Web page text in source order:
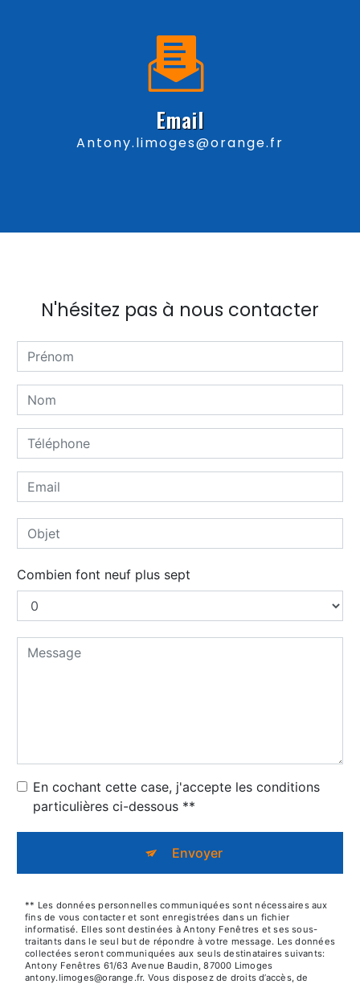
Email
antony.limoges@orange.fr
N'hésitez pas à nous contacter
Combien font neuf plus sept
En cochant cette case, j'accepte les conditions
particulières ci-dessous **
Envoyer
** Les données personnelles communiquées sont nécessaires aux
fins de vous contacter et sont enregistrées dans un fichier
informatisé. Elles sont destinées à Antony Fenêtres et ses sous-
traitants dans le seul but de répondre à votre message. Les données
collectées seront communiquées aux seuls destinataires suivants:
Antony Fenêtres 61/63 Avenue Baudin, 87000 Limoges
antony.limoges@orange.fr. Vous disposez de droits d’accès, de